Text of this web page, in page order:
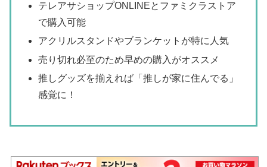
テレアサショップONLINEとファミクラストア
で購入可能
アクリルスタンドやブランケットが特に人気
売り切れ必至のため早めの購入がオススメ
推しグッズを揃えれば「推しが家に住んでる」
感覚に！